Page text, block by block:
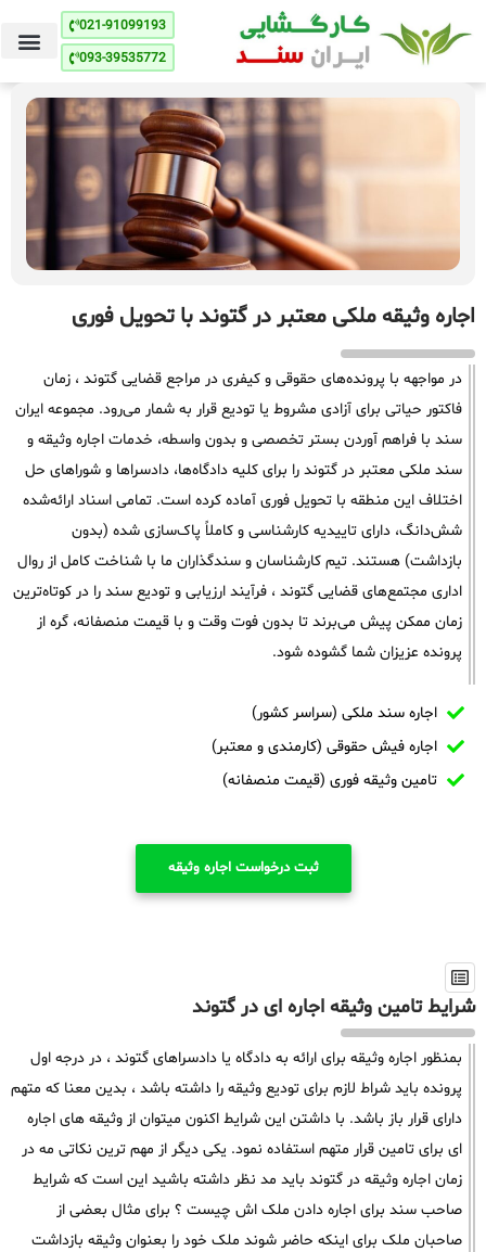
021-91099193
093-39535772
اجاره وثیقه ملکی معتبر در گتوند با تحویل فوری
در مواجهه با پرونده‌های حقوقی و کیفری در مراجع قضایی گتوند ، زمان
فاکتور حیاتی برای آزادی مشروط یا تودیع قرار به شمار می‌رود. مجموعه ایران
سند با فراهم آوردن بستر تخصصی و بدون واسطه، خدمات اجاره وثیقه و
سند ملکی معتبر در گتوند را برای کلیه دادگاه‌ها، دادسراها و شوراهای حل
اختلاف این منطقه با تحویل فوری آماده کرده است. تمامی اسناد ارائه‌شده
شش‌دانگ، دارای تاییدیه کارشناسی و کاملاً پاک‌سازی شده (بدون
بازداشت) هستند. تیم کارشناسان و سندگذاران ما با شناخت کامل از روال
اداری مجتمع‌های قضایی گتوند ، فرآیند ارزیابی و تودیع سند را در کوتاه‌ترین
زمان ممکن پیش می‌برند تا بدون فوت وقت و با قیمت منصفانه، گره از
پرونده عزیزان شما گشوده شود.
اجاره سند ملکی (سراسر کشور)
اجاره فیش حقوقی (کارمندی و معتبر)
تامین وثیقه فوری (قیمت منصفانه)
ثبت درخواست اجاره وثیقه
شرایط تامین وثیقه اجاره ای در گتوند
بمنظور اجاره وثیقه برای ارائه به دادگاه یا دادسراهای گتوند ، در درجه اول
پرونده باید شراط لازم برای تودیع وثیقه را داشته باشد ، بدین معنا که متهم
دارای قرار باز باشد. با داشتن این شرایط اکنون میتوان از وثیقه های اجاره
ای برای تامین قرار متهم استفاده نمود. یکی دیگر از مهم ترین نکاتی مه در
زمان اجاره وثیقه در گتوند باید مد نظر داشته باشید این است که شرایط
صاحب سند برای اجاره دادن ملک اش چیست ؟ برای مثال بعضی از
صاحبان ملک برای اینکه حاضر شوند ملک خود را بعنوان وثیقه بازداشت